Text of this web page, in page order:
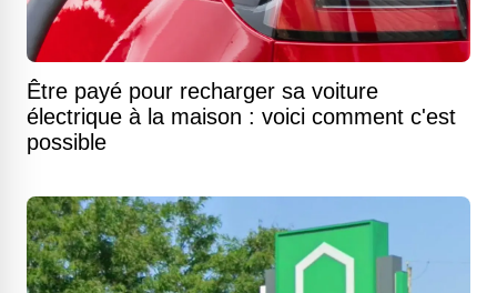
Être payé pour recharger sa voiture
électrique à la maison : voici comment c'est
possible